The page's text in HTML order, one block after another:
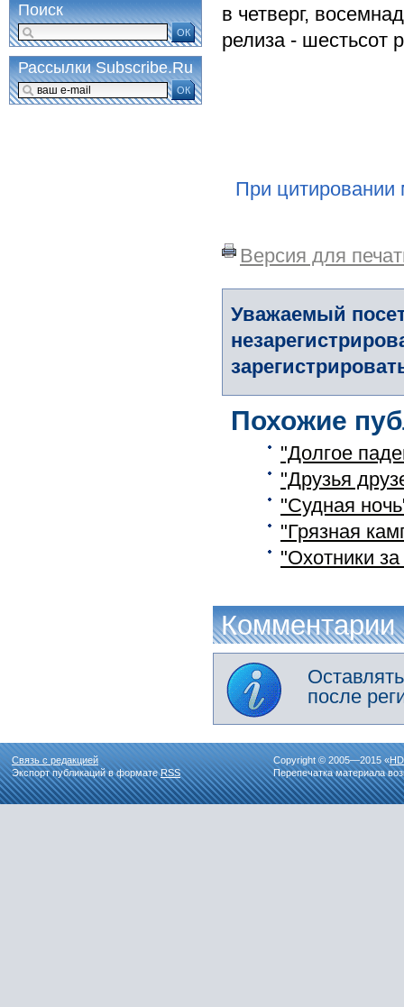
в четверг,
релиза - шестьсот
При цитировании
Версия для
Уважаемый
Похожие
"Долгое
"Друзья
"Судная
"Грязная
"Охотники
Комментарии
после
Поиск
ОК
Рассылки Subscribe.Ru
ОК
Связь с редакцией
Экспорт публикаций в форматеRSS
Copyright © 2005—2015 «
Перепечатка материала